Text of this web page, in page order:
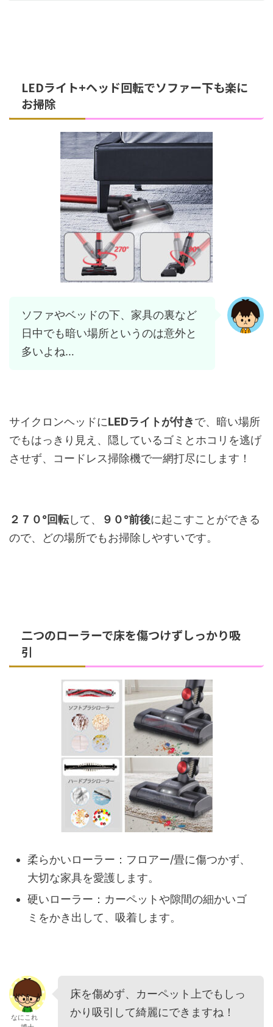
LEDライト+ヘッド回転でソファー下も楽に
お掃除
ソファやベッドの下、家具の裏など
日中でも暗い場所というのは意外と
多いよね…
サイクロンヘッドにLEDライトが付きで、暗い場所
でもはっきり見え、隠しているゴミとホコリを逃げ
させず、コードレス掃除機で一網打尽にします！
２７０°回転して、 ９０°前後に起こすことができる
ので、どの場所でもお掃除しやすいです。
二つのローラーで床を傷つけずしっかり吸
引
柔らかいローラー：フロアー/畳に傷つかず、
大切な家具を愛護します。
硬いローラー：カーペットや隙間の細かいゴ
ミをかき出して、吸着します。
なにこれ
床を傷めず、カーペット上でもしっ
かり吸引して綺麗にできますね！